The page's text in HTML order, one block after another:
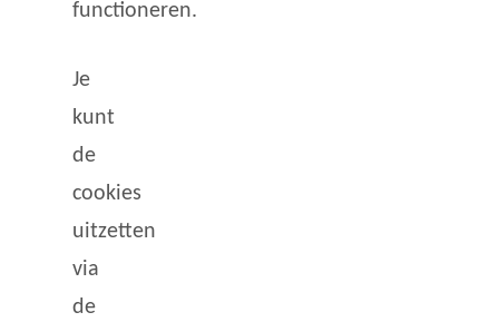
functioneren.
Je
kunt
de
cookies
uitzetten
via
de